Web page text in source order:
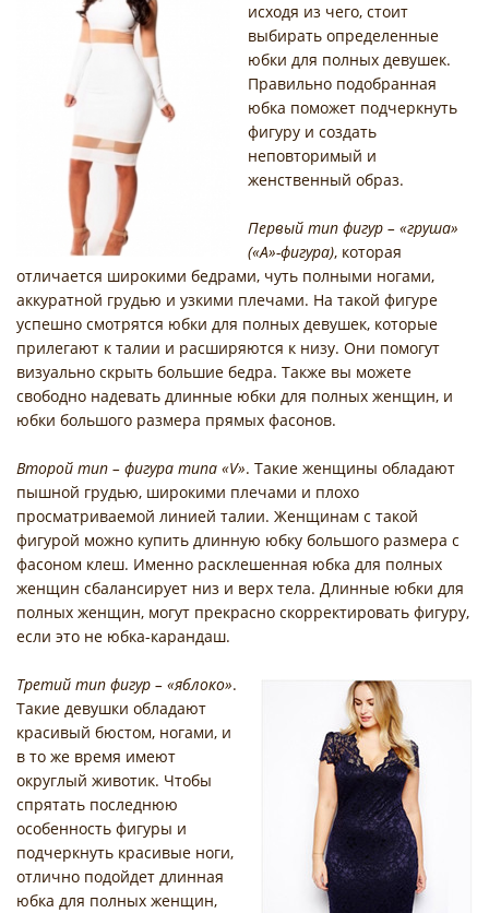
исходя из чего, стоит
выбирать определенные
юбки для полных девушек.
Правильно подобранная
юбка поможет подчеркнуть
фигуру и создать
неповторимый и
женственный образ.
Первый тип фигур – «груша»
(«А»-фигура), которая
отличается широкими бедрами, чуть полными ногами,
аккуратной грудью и узкими плечами. На такой фигуре
успешно смотрятся юбки для полных девушек, которые
прилегают к талии и расширяются к низу. Они помогут
визуально скрыть большие бедра. Также вы можете
свободно надевать длинные юбки для полных женщин, и
юбки большого размера прямых фасонов.
Второй тип – фигура типа «V». Такие женщины обладают
пышной грудью, широкими плечами и плохо
просматриваемой линией талии. Женщинам с такой
фигурой можно купить длинную юбку большого размера с
фасоном клеш. Именно расклешенная юбка для полных
женщин сбалансирует низ и верх тела. Длинные юбки для
полных женщин, могут прекрасно скорректировать фигуру,
если это не юбка-карандаш.
Третий тип фигур – «яблоко».
Такие девушки обладают
красивый бюстом, ногами, и
в то же время имеют
округлый животик. Чтобы
спрятать последнюю
особенность фигуры и
подчеркнуть красивые ноги,
отлично подойдет длинная
юбка для полных женщин,